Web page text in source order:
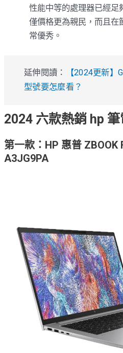
性能中等的處理器已經足
僅價格更為親民，而且在
常優秀。
延伸閱讀：
【2024更新】
型號要怎麼看？
2024 六款熱銷 hp
第一款：HP 惠普 ZBOOK
A3JG9PA